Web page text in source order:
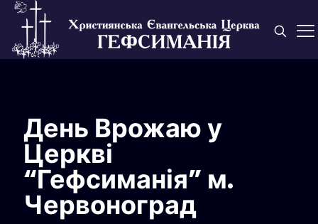
День Врожаю у
Церкві
“Гефсиманія” м.
Червоноград